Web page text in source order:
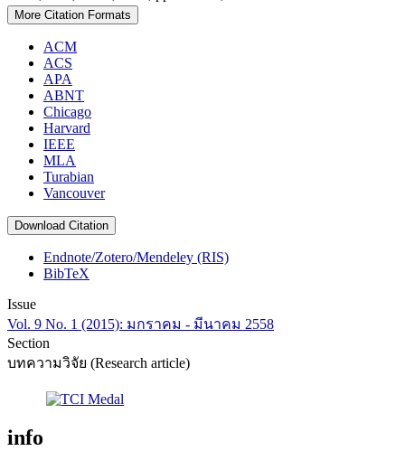
More Citation Formats
ACM
ACS
APA
ABNT
Chicago
Harvard
IEEE
MLA
Turabian
Vancouver
Download Citation
Endnote/Zotero/Mendeley (RIS)
BibTeX
Issue
Vol. 9 No. 1 (2015): มกราคม - มีนาคม 2558
Section
บทความวิจัย (Research article)
info